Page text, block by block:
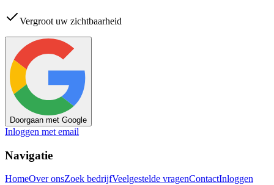
Vergroot uw zichtbaarheid
Doorgaan met Google
Inloggen met email
Navigatie
HomeOver onsZoek bedrijfVeelgestelde vragenContactInloggen